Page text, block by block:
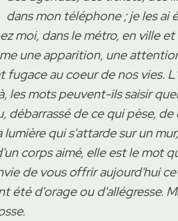
dans mon téléphone ; je les ai
moi, dans le métro, en ville
une apparition, une
fugace au coeur de nos vies.
les mots peuvent-ils saisir
débarrassé de ce qui pèse,
lumière qui s'attarde sur un
corps aimé, elle est le mot
de vous offrir aujourd'hui
été d'orage ou d'allégresse.